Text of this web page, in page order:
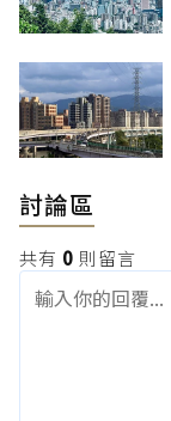
討論區
共有 0 則留言